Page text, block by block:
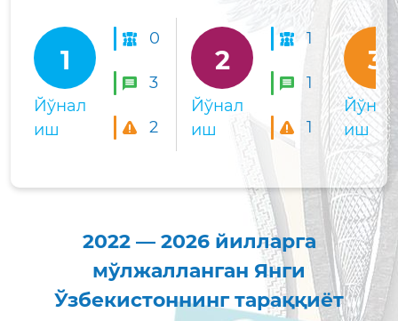
1
Йўнал
иш
0
3
2
2
Йўнал
иш
1
1
1
3
Йўнал
иш
2022 — 2026 йилларга
мўлжалланган Янги
Ўзбекистоннинг тараққиёт